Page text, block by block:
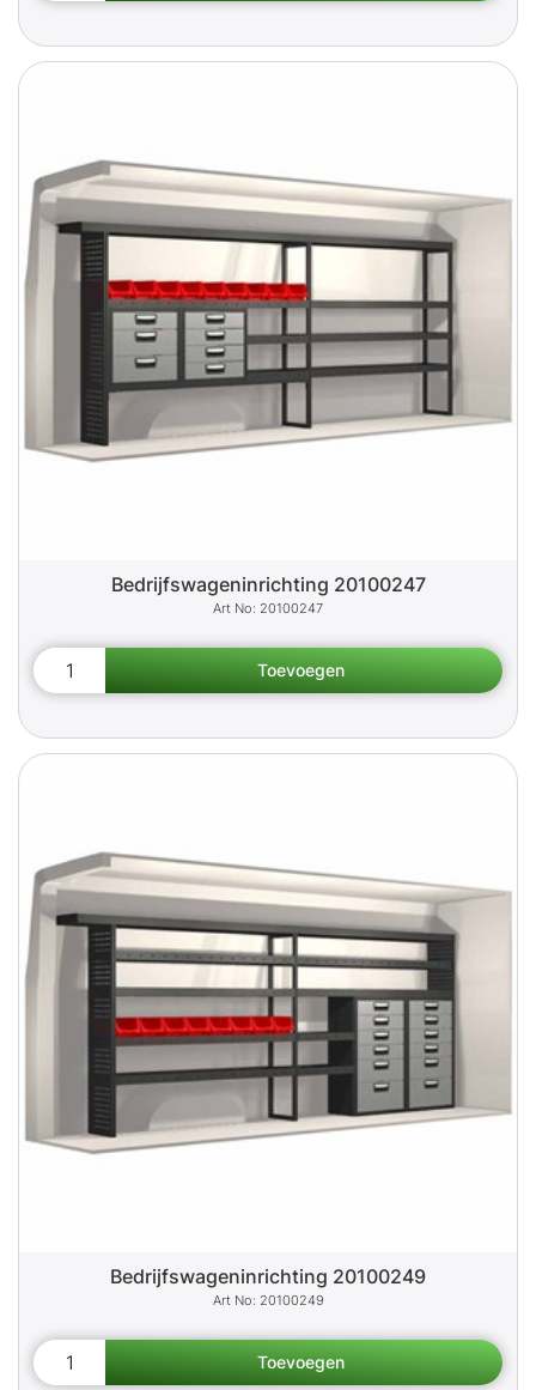
Bedrijfswageninrichting 20100247
20100247
Bedrijfswageninrichting 20100249
20100249